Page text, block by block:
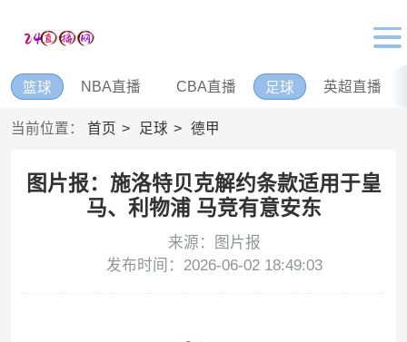
篮球 NBA直播 CBA直播 足球 英超直播
当前位置： 首页 足球 德甲
图片报：施洛特贝克解约条款适用于皇
马、利物浦 马竞有意安东
来源：图片报
发布时间：2026-06-02 18:49:03